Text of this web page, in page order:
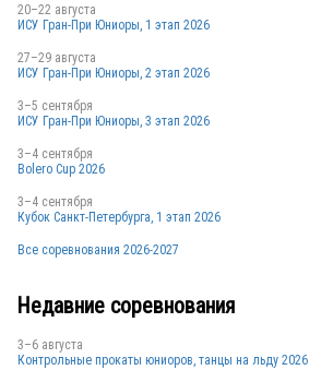
USA
RUS
USA
JPN
20–22 августа
ИСУ Гран-При Юниоры, 1 этап 2026
27–29 августа
ИСУ Гран-При Юниоры, 2 этап 2026
3–5 сентября
ИСУ Гран-При Юниоры, 3 этап 2026
3–4 сентября
Bolero Cup 2026
3–4 сентября
Кубок Санкт-Петербурга, 1 этап 2026
Все соревнования 2026-2027
Недавние соревнования
3–6 августа
Контрольные прокаты юниоров, танцы на льду 2026